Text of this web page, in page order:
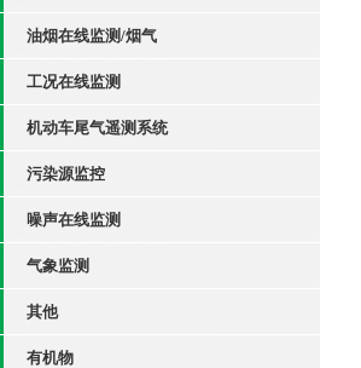
油烟在线监测/烟气
工况在线监测
机动车尾气遥测系统
污染源监控
噪声在线监测
气象监测
其他
有机物